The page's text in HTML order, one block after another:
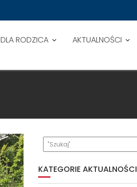
DLA RODZICA AKTUALNOŚCI
KATEGORIE AKTUALNOŚCI